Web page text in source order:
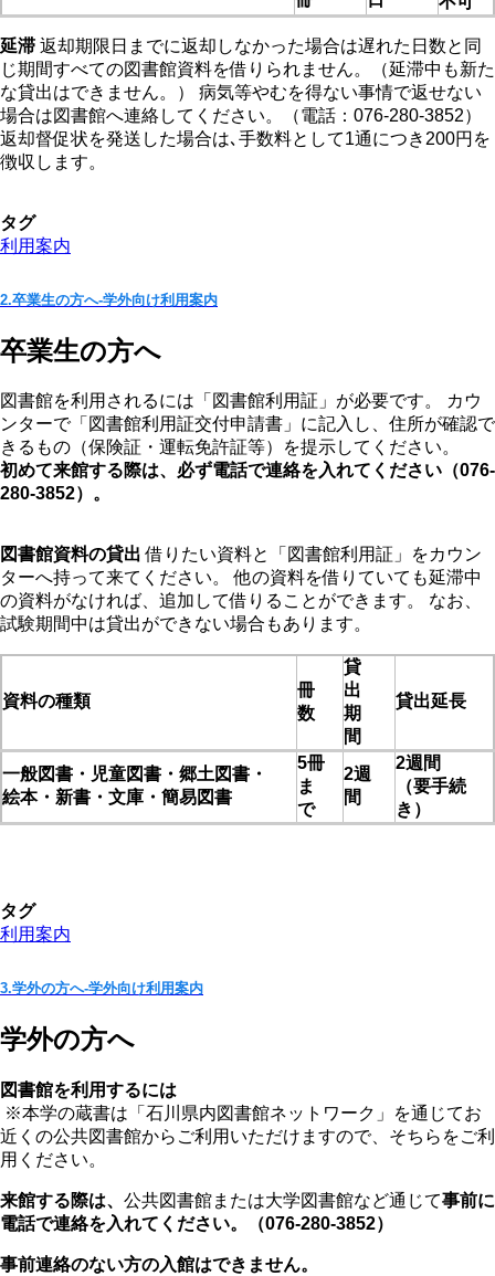
延滞 返却期限日までに返却しなかった場合は遅れた日数と同
じ期間すべての図書館資料を借りられません。（延滞中も新た
な貸出はできません。） 病気等やむを得ない事情で返せない
場合は図書館へ連絡してください。（電話：076-280-3852）
返却督促状を発送した場合は､手数料として1通につき200円を
徴収します。
タグ
利用案内
2.卒業生の方へ-学外向け利用案内
卒業生の方へ
図書館を利用されるには「図書館利用証」が必要です。 カウ
ンターで「図書館利用証交付申請書」に記入し、住所が確認で
きるもの（保険証・運転免許証等）を提示してください。
初めて来館する際は、必ず電話で連絡を入れてください（076-
280-3852）。
図書館資料の貸出 借りたい資料と「図書館利用証」をカウン
ターへ持って来てください。 他の資料を借りていても延滞中
の資料がなければ、追加して借りることができます。 なお、
試験期間中は貸出ができない場合もあります。
資料の種類
冊
数
貸
出
期
間
貸出延長
一般図書・児童図書・郷土図書・
絵本・新書・文庫・簡易図書
5冊
ま
で
2週
間
2週間
（要手続
き）
タグ
利用案内
3.学外の方へ-学外向け利用案内
学外の方へ
図書館を利用するには
※本学の蔵書は「石川県内図書館ネットワーク」を通じてお
近くの公共図書館からご利用いただけますので、そちらをご利
用ください。
来館する際は、 公共図書館または大学図書館など通じて事前に
電話で連絡を入れてください。（076-280-3852）
事前連絡のない方の入館はできません。